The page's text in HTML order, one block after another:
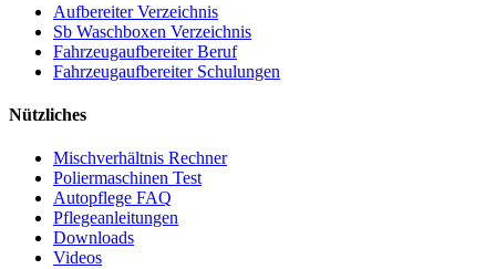
Aufbereiter Verzeichnis
Sb Waschboxen Verzeichnis
Fahrzeugaufbereiter Beruf
Fahrzeugaufbereiter Schulungen
Nützliches
Mischverhältnis Rechner
Poliermaschinen Test
Autopflege FAQ
Pflegeanleitungen
Downloads
Videos